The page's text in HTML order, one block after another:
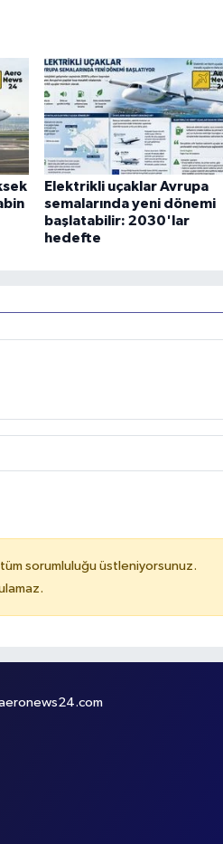
Elektrikli uçaklar Avrupa
semalarında yeni dönemi
başlatabilir: 2030'lar
hedefte
sorumluluğu üstleniyorsunuz.